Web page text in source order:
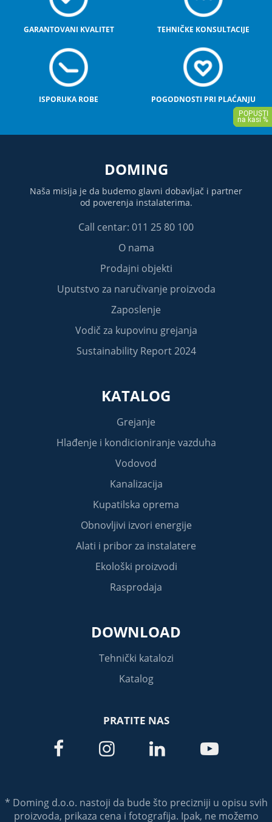
GARANTOVANI KVALITET TEHNIČKE KONSULTACIJE
ISPORUKA ROBE POGODNOSTI PRI PLAĆANJU
DOMING
Naša misija je da budemo glavni dobavljač i partner
od poverenja instalaterima.
Call centar: 011 25 80 100
O nama
Prodajni objekti
Uputstvo za naručivanje proizvoda
Zaposlenje
Vodič za kupovinu grejanja
Sustainability Report 2024
KATALOG
Grejanje
Hlađenje i kondicioniranje vazduha
Vodovod
Kanalizacija
Kupatilska oprema
Obnovljivi izvori energije
Alati i pribor za instalatere
Ekološki proizvodi
Rasprodaja
DOWNLOAD
Tehnički katalozi
Katalog
PRATITE NAS
   
* Doming d.o.o. nastoji da bude što precizniji u opisu svih
proizvoda, prikaza cena i fotografija. Ipak, ne možemo